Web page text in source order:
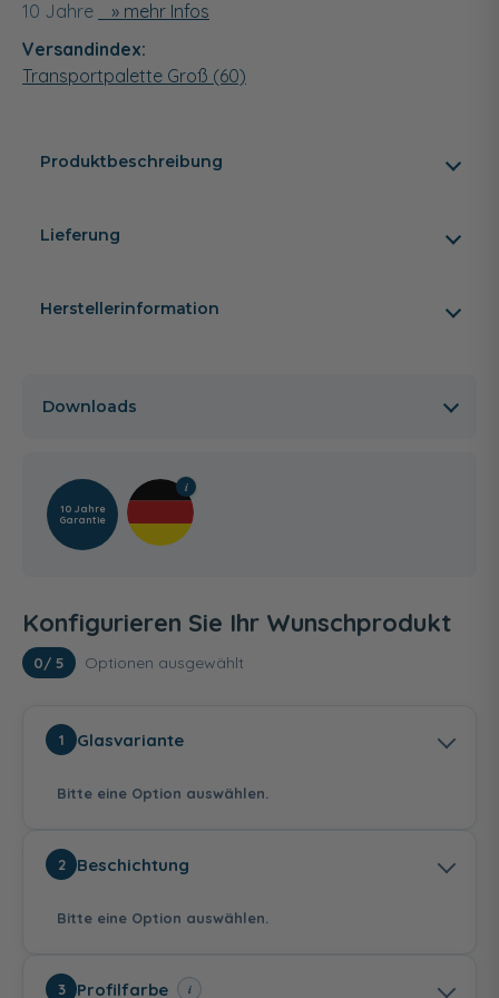
10 Jahre
» mehr Infos
Versandindex:
Transportpalette Groß (60)
Produktbeschreibung
Lieferung
Herstellerinformation
Downloads
10 Jahre
Garantie
Konfigurieren Sie Ihr Wunschprodukt
0/ 5 Optionen ausgewählt
1 Glasvariante
Bitte eine Option auswählen.
Echtglas - Klar hell
2 Beschichtung
Bitte eine Option auswählen.
3 Profilfarbe i